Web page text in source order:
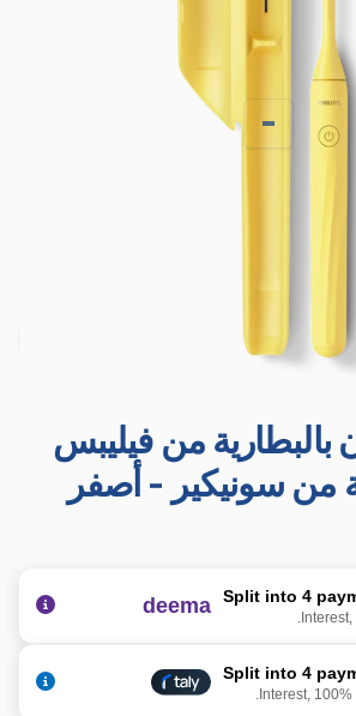
بالبطارية من فيليبس
من سونيكير - أصفر
deema Split into 4
Split into 4